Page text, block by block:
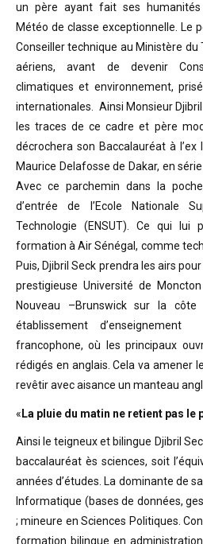
un père ayant fait ses humanités
Météo de classe exceptionnelle. Le
Conseiller technique au Ministère
aériens, avant de devenir
climatiques et environnement,
internationales. Ainsi Monsieur
les traces de ce cadre et père
décrochera son Baccalauréat à l’ex
Maurice Delafosse de Dakar, en
Avec ce parchemin dans la
d’entrée de l’Ecole Nationale
Technologie (ENSUT). Ce qui lui
formation à Air Sénégal, comme
Puis, Djibril Seck prendra les airs
prestigieuse Université de
Nouveau –Brunswick sur la
établissement
francophone, où les principaux
rédigés en anglais. Cela va amener
revêtir avec aisance un manteau
«La pluie du matin ne retient pas le
Ainsi le teigneux et bilingue Djibril
baccalauréat ès sciences, soit
années d’études. La dominante de
Informatique (bases de données,
; mineure en Sciences Politiques.
formation bilingue en